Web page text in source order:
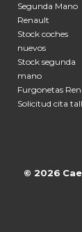
Segunda Mano
Renault
Stock coches
nuevos
Stock segunda
mano
Furgonetas
Solicitud cita
© 2026